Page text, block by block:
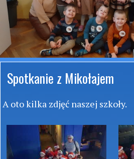
Spotkanie z Mikołajem
A oto kilka zdjęć naszej szkoły.